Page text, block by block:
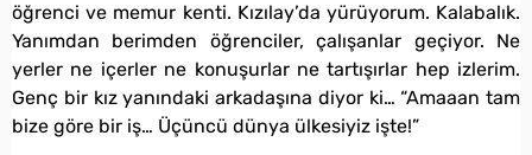
öğrenci ve memur kenti. Kızılay’da yürüyorum. Kalabalık.
Yanımdan berimden öğrenciler, çalışanlar geçiyor. Ne
yerler ne içerler ne konuşurlar ne tartışırlar hep izlerim.
Genç bir kız yanındaki arkadaşına diyor ki… “Amaaan tam
bize göre bir iş… Üçüncü dünya ülkesiyiz işte!”